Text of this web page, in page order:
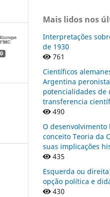
0
Mais lidos nos
Interpretações
de 1930
761
Científicos
Argentina
potencialidades de
transferencia
490
O
conceito Teoria da
suas implicações
435
Esquerda ou
opção política e
430